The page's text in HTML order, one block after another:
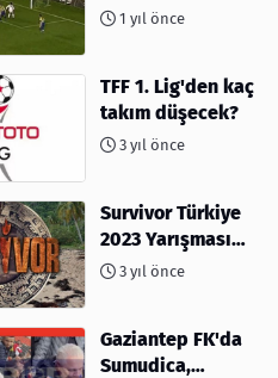
kaybetti?
1 yıl önce
TFF 1. Lig'den kaç
takım düşecek?
3 yıl önce
Survivor Türkiye
2023 Yarışması
İçin Geri Sayım
3 yıl önce
Gaziantep FK'da
Sumudica,